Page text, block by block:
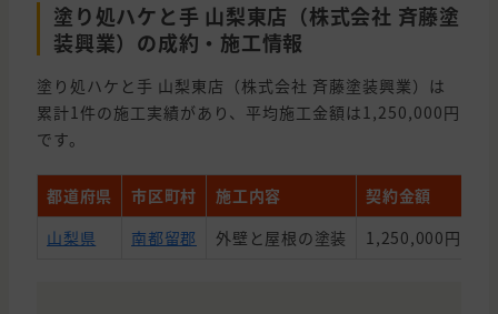
塗り処ハケと手 山梨東店（株式会社 斉藤塗
装興業）の成約・施工情報
塗り処ハケと手 山梨東店（株式会社 斉藤塗装興業）は
累計1件の施工実績があり、平均施工金額は1,250,000円
です。
都道府県 市区町村 施工内容 契約金額
山梨県
南都留郡 外壁と屋根の塗装 1,250,000円